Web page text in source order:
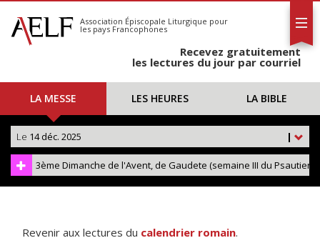
S'abonner
Calendrier
Association Épiscopale Liturgique pour
les pays Francophones
Recevez gratuitement
les lectures du jour par courriel
LA MESSE LES HEURES LA BIBLE
|
Le 14 déc. 2025
3ème Dimanche de l'Avent, de Gaudete (semaine III du Psautier)
Revenir aux lectures du calendrier romain.